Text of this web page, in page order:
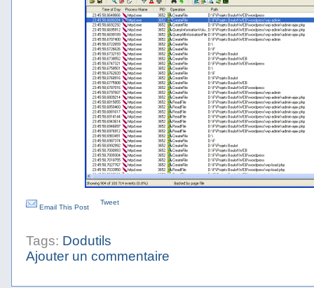
Email This Post
Tweet
Tags: Dodutils
Ajouter un commentaire